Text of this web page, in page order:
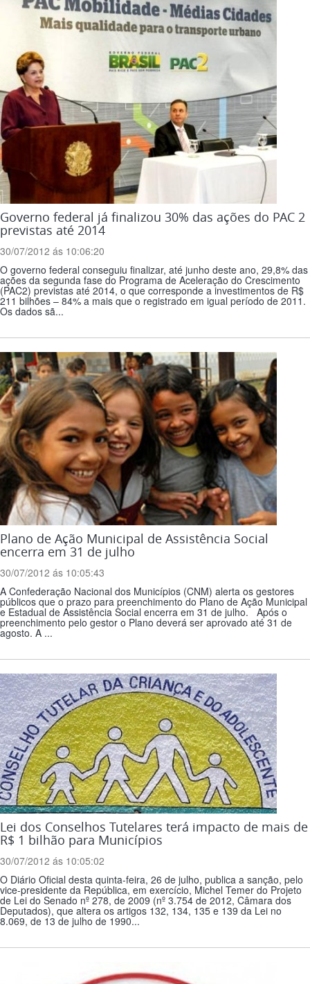
Governo federal já finalizou 30% das ações do PAC 2
previstas até 2014
30/07/2012 ás 10:06:20
O governo federal conseguiu finalizar, até junho deste ano, 29,8% das
ações da segunda fase do Programa de Aceleração do Crescimento
(PAC2) previstas até 2014, o que corresponde a investimentos de R$
211 bilhões – 84% a mais que o registrado em igual período de 2011.
Os dados sã...
Plano de Ação Municipal de Assistência Social
encerra em 31 de julho
30/07/2012 ás 10:05:43
A Confederação Nacional dos Municípios (CNM) alerta os gestores
públicos que o prazo para preenchimento do Plano de Ação Municipal
e Estadual de Assistência Social encerra em 31 de julho. Após o
preenchimento pelo gestor o Plano deverá ser aprovado até 31 de
agosto. A ...
Lei dos Conselhos Tutelares terá impacto de mais de
R$ 1 bilhão para Municípios
30/07/2012 ás 10:05:02
O Diário Oficial desta quinta-feira, 26 de julho, publica a sanção, pelo
vice-presidente da República, em exercício, Michel Temer do Projeto
de Lei do Senado nº 278, de 2009 (nº 3.754 de 2012, Câmara dos
Deputados), que altera os artigos 132, 134, 135 e 139 da Lei no
8.069, de 13 de julho de 1990...